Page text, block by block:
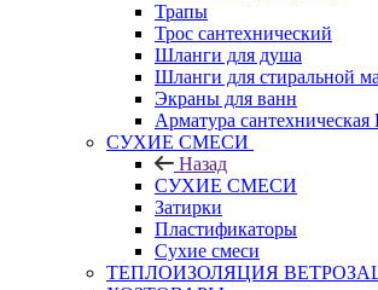
Трапы
Трос сантехнический
Шланги для душа
Шланги для стиральной
Экраны для ванн
Арматура
СУХИЕ СМЕСИ
Назад
СУХИЕ СМЕСИ
Затирки
Пластификаторы
Сухие смеси
ТЕПЛОИЗОЛЯЦИЯ